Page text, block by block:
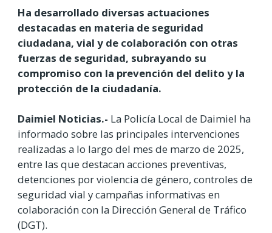
Ha desarrollado diversas actuaciones
destacadas en materia de seguridad
ciudadana, vial y de colaboración con otras
fuerzas de seguridad, subrayando su
compromiso con la prevención del delito y la
protección de la ciudadanía.
Daimiel Noticias.- La Policía Local de Daimiel ha
informado sobre las principales intervenciones
realizadas a lo largo del mes de marzo de 2025,
entre las que destacan acciones preventivas,
detenciones por violencia de género, controles de
seguridad vial y campañas informativas en
colaboración con la Dirección General de Tráfico
(DGT).